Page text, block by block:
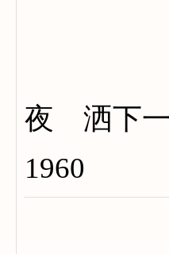
夜 洒下一
1960